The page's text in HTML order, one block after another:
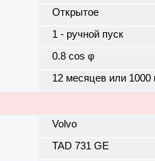
Открытое
1 - ручной пуск
0.8 cos φ
12 месяцев или 1000
Volvo
TAD 731 GE